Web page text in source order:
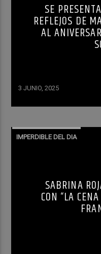
SE
REFLEJOS DE
AL
3 JUNIO, 2025
IMPERDIBLE DEL DIA
SABRINA
CON “LA